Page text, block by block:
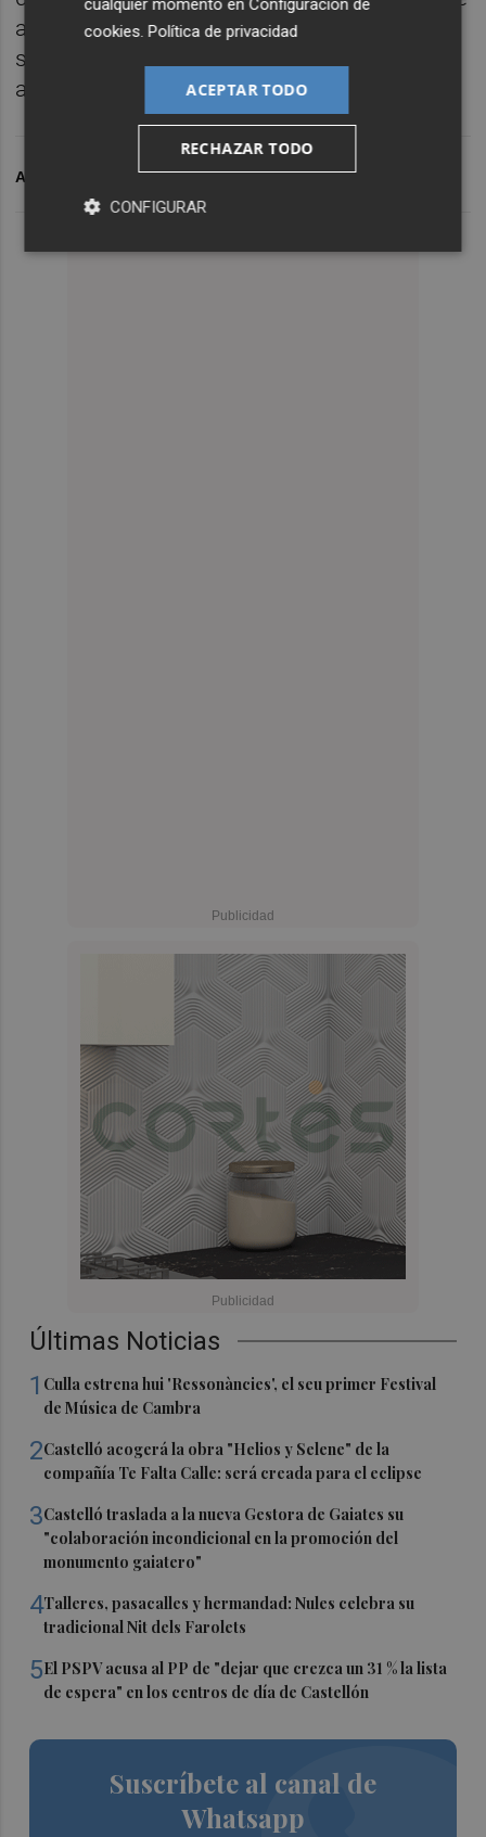
Últimas Noticias
1 Culla estrena hui 'Ressonàncies', el seu primer Festival
de Música de Cambra
2Castelló acogerá la obra "Helios y Selene" de la
compañía Te Falta Calle: será creada para el eclipse
3Castelló traslada a la nueva Gestora de Gaiates su
"colaboración incondicional en la promoción del
monumento gaiatero"
4Talleres, pasacalles y hermandad: Nules celebra su
tradicional Nit dels Farolets
5El PSPV acusa al PP de "dejar que crezca un 31 % la lista
de espera" en los centros de día de Castellón
Suscríbete al canal de
Whatsapp
agua en las redes de abastecimiento, lo que
supone favorecer el cuidado del medio
ambiente”.
ARCHIVADO EN FACSA AYUNTAMIENTO DE BORRIANA
cualquier momento enConfiguración de
cookies.Política de privacidad
ACEPTAR TODO
RECHAZAR TODO
CONFIGURAR